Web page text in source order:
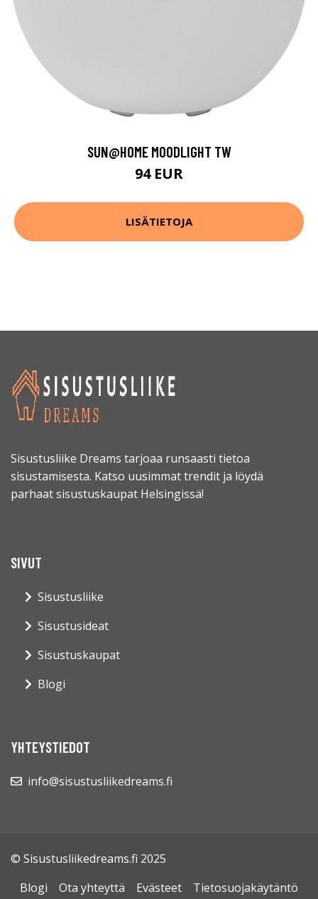
SUN@HOME MOODLIGHT TW
94 EUR
LISÄTIETOJA
Sisustusliike Dreams tarjoaa runsaasti tietoa
sisustamisesta. Katso uusimmat trendit ja löydä
parhaat sisustuskaupat Helsingissä!
SIVUT
Sisustusliike
Sisustusideat
Sisustuskaupat
Blogi
YHTEYSTIEDOT
info@sisustusliikedreams.fi
© Sisustusliikedreams.fi 2025
Blogi
Ota yhteyttä Evästeet
Tietosuojakäytäntö